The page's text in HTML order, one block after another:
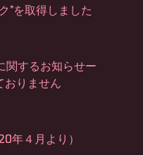
”を取得しました
関するお知らせー
おりません
年４月より）